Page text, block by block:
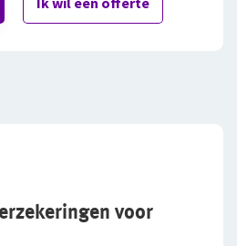
Collectief
de beste oplossing voor
voor